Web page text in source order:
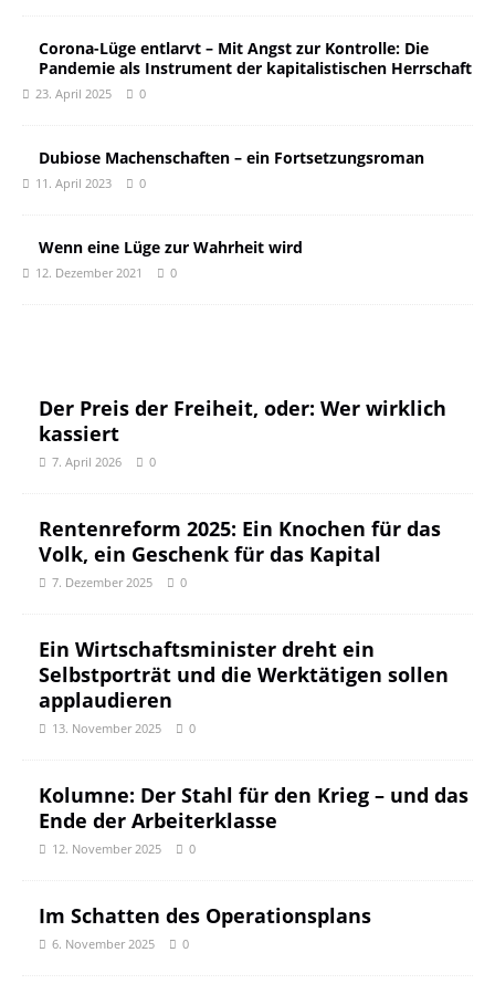
Corona-Lüge entlarvt – Mit Angst zur Kontrolle: Die
Pandemie als Instrument der kapitalistischen Herrschaft
23. April 2025 0
Dubiose Machenschaften – ein Fortsetzungsroman
11. April 2023 0
Wenn eine Lüge zur Wahrheit wird
12. Dezember 2021 0
Der Preis der Freiheit, oder: Wer wirklich
kassiert
7. April 2026 0
Rentenreform 2025: Ein Knochen für das
Volk, ein Geschenk für das Kapital
7. Dezember 2025 0
Ein Wirtschaftsminister dreht ein
Selbstporträt und die Werktätigen sollen
applaudieren
13. November 2025 0
Kolumne: Der Stahl für den Krieg – und das
Ende der Arbeiterklasse
12. November 2025 0
Im Schatten des Operationsplans
6. November 2025 0